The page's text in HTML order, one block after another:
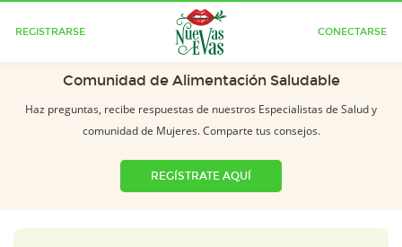
REGISTRARSE CONECTARSE
Comunidad de Alimentación Saludable
Haz preguntas, recibe respuestas de nuestros Especialistas de Salud y
comunidad de Mujeres. Comparte tus consejos.
REGÍSTRATE AQUÍ